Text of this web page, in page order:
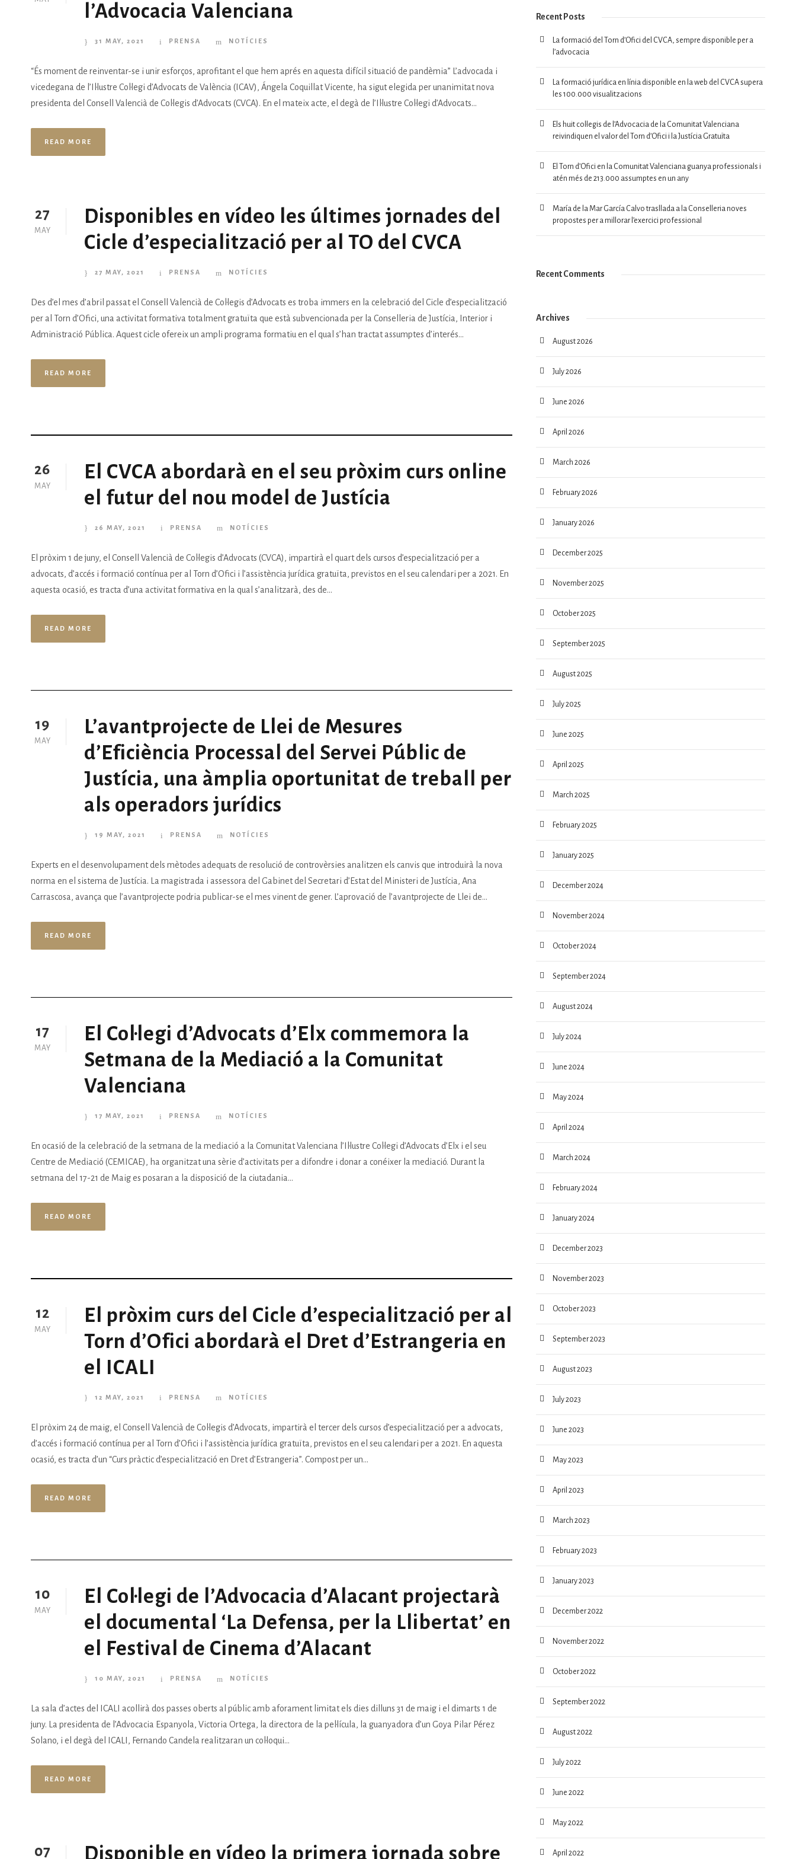
l’Advocacia Valenciana
31 MAY, 2021 PRENSA NOTÍCIES
“És moment de reinventar-se i unir esforços, aprofitant el que hem aprés en aquesta difícil situació de pandèmia” L’advocada i
vicedegana de l’Il·lustre Col·legi d’Advocats de València (ICAV), Ángela Coquillat Vicente, ha sigut elegida per unanimitat nova
presidenta del Consell Valencià de Col·legis d’Advocats (CVCA). En el mateix acte, el degà de l’Il·lustre Col·legi d’Advocats...
READ MORE
27
MAY
Disponibles en vídeo les últimes jornades del
Cicle d’especialització per al TO del CVCA
27 MAY, 2021 PRENSA NOTÍCIES
Des d’el mes d’abril passat el Consell Valencià de Col·legis d’Advocats es troba immers en la celebració del Cicle d’especialització
per al Torn d’Ofici, una activitat formativa totalment gratuïta que està subvencionada per la Conselleria de Justícia, Interior i
Administració Pública. Aquest cicle ofereix un ampli programa formatiu en el qual s’han tractat assumptes d’interés...
READ MORE
26
MAY
El CVCA abordarà en el seu pròxim curs online
el futur del nou model de Justícia
26 MAY, 2021 PRENSA NOTÍCIES
El pròxim 1 de juny, el Consell Valencià de Col·legis d’Advocats (CVCA), impartirà el quart dels cursos d’especialització per a
advocats, d’accés i formació contínua per al Torn d’Ofici i l’assistència jurídica gratuïta, previstos en el seu calendari per a 2021. En
aquesta ocasió, es tracta d’una activitat formativa en la qual s’analitzarà, des de...
READ MORE
19
MAY
L’avantprojecte de Llei de Mesures
d’Eficiència Processal del Servei Públic de
Justícia, una àmplia oportunitat de treball per
als operadors jurídics
19 MAY, 2021 PRENSA NOTÍCIES
Experts en el desenvolupament dels mètodes adequats de resolució de controvèrsies analitzen els canvis que introduirà la nova
norma en el sistema de Justícia. La magistrada i assessora del Gabinet del Secretari d’Estat del Ministeri de Justícia, Ana
Carrascosa, avança que l’avantprojecte podria publicar-se el mes vinent de gener. L’aprovació de l’avantprojecte de Llei de...
READ MORE
17
MAY
El Col·legi d’Advocats d’Elx commemora la
Setmana de la Mediació a la Comunitat
Valenciana
17 MAY, 2021 PRENSA NOTÍCIES
En ocasió de la celebració de la setmana de la mediació a la Comunitat Valenciana l’Il·lustre Col·legi d’Advocats d’Elx i el seu
Centre de Mediació (CEMICAE), ha organitzat una sèrie d’activitats per a difondre i donar a conéixer la mediació. Durant la
setmana del 17-21 de Maig es posaran a la disposició de la ciutadania...
READ MORE
12
MAY
El pròxim curs del Cicle d’especialització per al
Torn d’Ofici abordarà el Dret d’Estrangeria en
el ICALI
12 MAY, 2021 PRENSA NOTÍCIES
El pròxim 24 de maig, el Consell Valencià de Col·legis d’Advocats, impartirà el tercer dels cursos d’especialització per a advocats,
d’accés i formació contínua per al Torn d’Ofici i l’assistència jurídica gratuïta, previstos en el seu calendari per a 2021. En aquesta
ocasió, es tracta d’un “Curs pràctic d’especialització en Dret d’Estrangeria”. Compost per un...
READ MORE
10
MAY
El Col·legi de l’Advocacia d’Alacant projectarà
el documental ‘La Defensa, per la Llibertat’ en
el Festival de Cinema d’Alacant
10 MAY, 2021 PRENSA NOTÍCIES
La sala d’actes del ICALI acollirà dos passes oberts al públic amb aforament limitat els dies dilluns 31 de maig i el dimarts 1 de
juny. La presidenta de l’Advocacia Espanyola, Victoria Ortega, la directora de la pel·lícula, la guanyadora d’un Goya Pilar Pérez
Solano, i el degà del ICALI, Fernando Candela realitzaran un col·loqui...
READ MORE
07 Disponible en vídeo la primera jornada sobre
Recent Posts
La formació del Torn d’Ofici del CVCA, sempre disponible per a
l’advocacia
La formació jurídica en línia disponible en la web del CVCA supera
les 100.000 visualitzacions
Els huit col·legis de l’Advocacia de la Comunitat Valenciana
reivindiquen el valor del Torn d’Ofici i la Justícia Gratuïta
El Torn d’Ofici en la Comunitat Valenciana guanya professionals i
atén més de 213.000 assumptes en un any
María de la Mar García Calvo trasllada a la Conselleria noves
propostes per a millorar l’exercici professional
Recent Comments
Archives
August 2026
July 2026
June 2026
April 2026
March 2026
February 2026
January 2026
December 2025
November 2025
October 2025
September 2025
August 2025
July 2025
June 2025
April 2025
March 2025
February 2025
January 2025
December 2024
November 2024
October 2024
September 2024
August 2024
July 2024
June 2024
May 2024
April 2024
March 2024
February 2024
January 2024
December 2023
November 2023
October 2023
September 2023
August 2023
July 2023
June 2023
May 2023
April 2023
March 2023
February 2023
January 2023
December 2022
November 2022
October 2022
September 2022
August 2022
July 2022
June 2022
May 2022
April 2022